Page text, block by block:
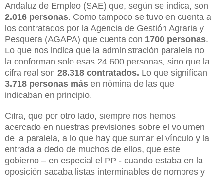
Andaluz de Empleo (SAE) que, según se indica, son
2.016 personas. Como tampoco se tuvo en cuenta a
los contratados por la Agencia de Gestión Agraria y
Pesquera (AGAPA) que cuenta con 1700 personas.
Lo que nos indica que la administración paralela no
la conforman solo esas 24.600 personas, sino que la
cifra real son 28.318 contratados. Lo que significan
3.718 personas más en nómina de las que
indicaban en principio.
Cifra, que por otro lado, siempre nos hemos
acercado en nuestras previsiones sobre el volumen
de la paralela, a lo que hay que sumar el vínculo y la
entrada a dedo de muchos de ellos, que este
gobierno – en especial el PP - cuando estaba en la
oposición sacaba listas interminables de nombres y